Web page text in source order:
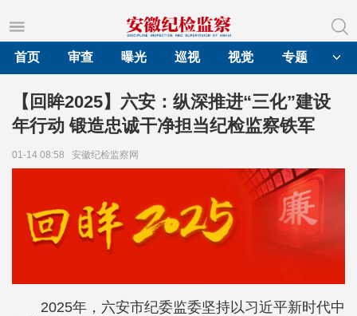
首页
审查 曝光 巡视 视觉 专题
【回眸2025】六安：纵深推进“三化”建设
年行动 锻造忠诚干净担当纪检监察铁军
01-14 08:58 安徽纪检监察网
2025年，六安市纪委监委坚持以习近平新时代中